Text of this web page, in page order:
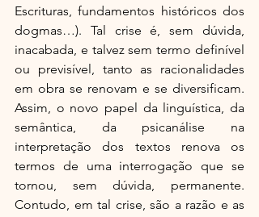
Escrituras, fundamentos históricos dos
dogmas…). Tal crise é, sem dúvida,
inacabada, e talvez sem termo definível
ou previsível, tanto as racionalidades
em obra se renovam e se diversificam.
Assim, o novo papel da linguística, da
semântica, da psicanálise na
interpretação dos textos renova os
termos de uma interrogação que se
tornou, sem dúvida, permanente.
Contudo, em tal crise, são a razão e as